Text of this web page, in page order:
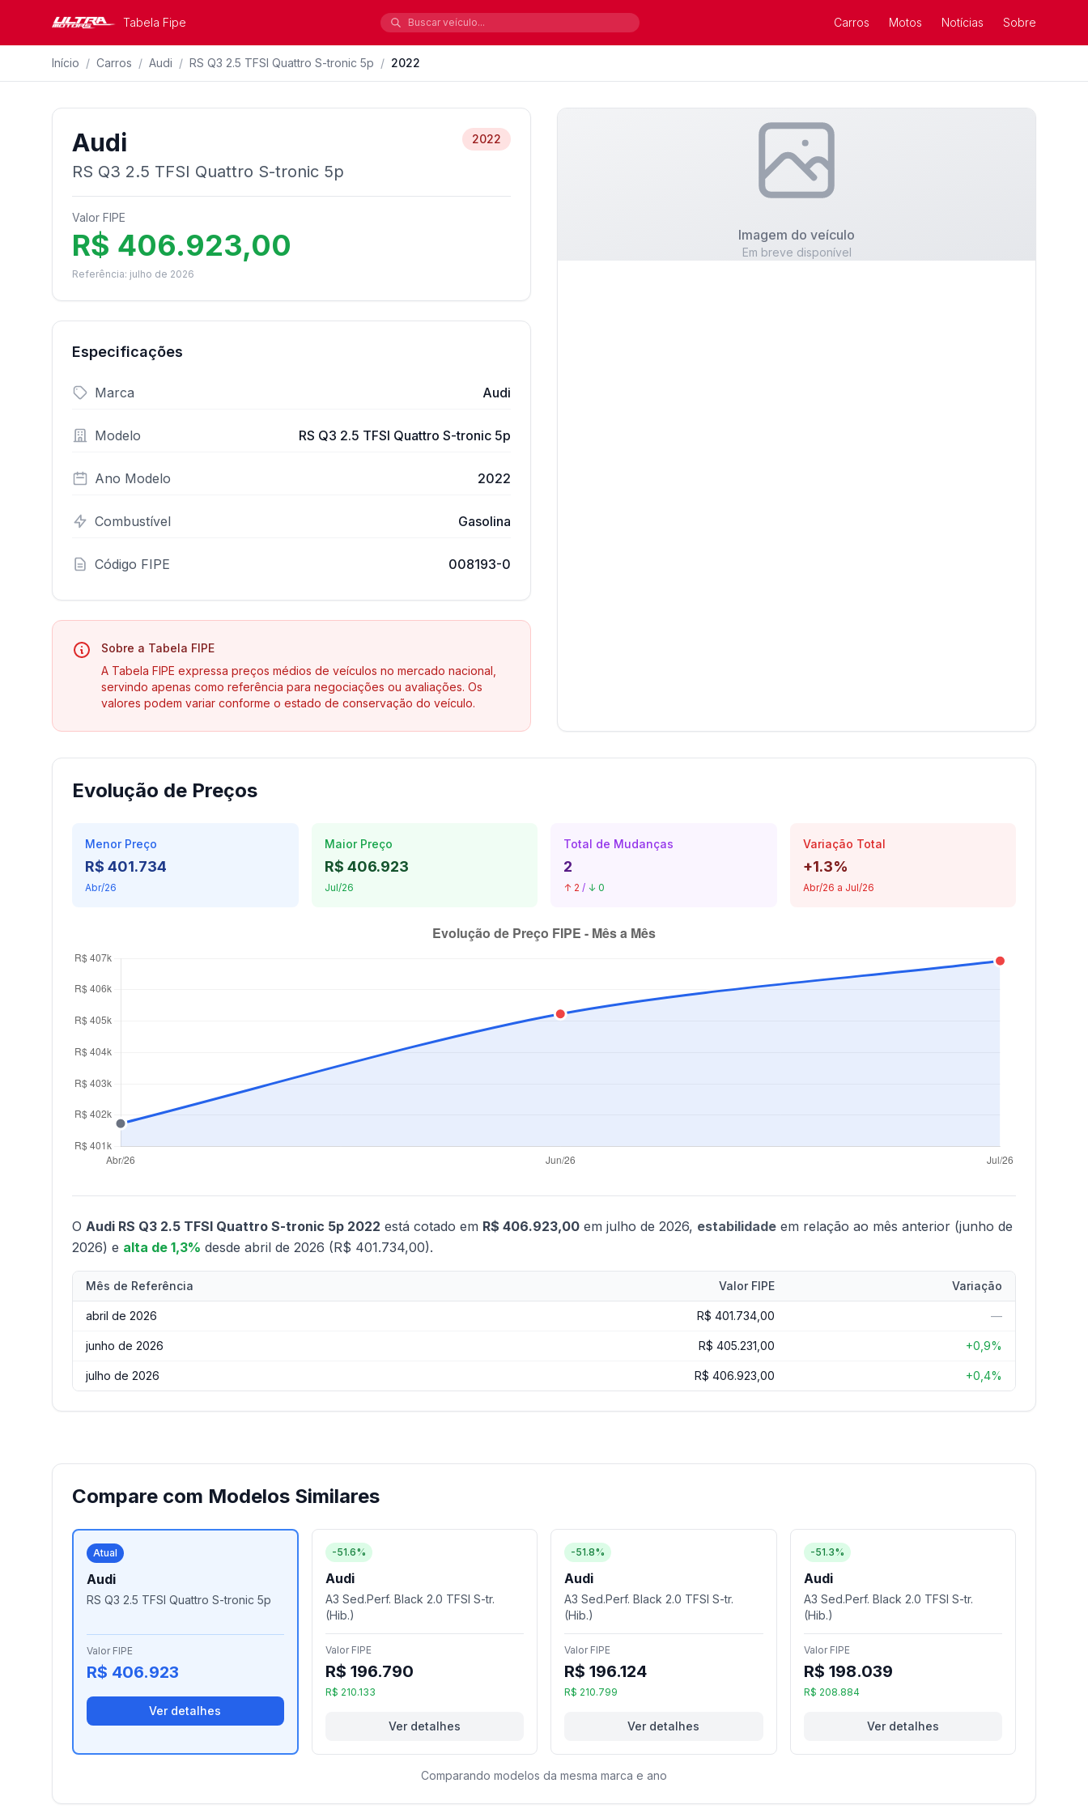
Tabela Fipe Carros Motos Notícias Sobre
Início / Carros / Audi / RS Q3 2.5 TFSI Quattro S-tronic 5p / 2022
Audi
RS Q3 2.5 TFSI Quattro S-tronic 5p
2022
Valor FIPE
R$ 406.923,00
Referência: julho de 2026
Especificações
Marca Audi
Modelo RS Q3 2.5 TFSI Quattro S-tronic 5p
Ano Modelo 2022
Combustível Gasolina
Código FIPE 008193-0
Sobre a Tabela FIPE
A Tabela FIPE expressa preços médios de veículos no mercado nacional,
servindo apenas como referência para negociações ou avaliações. Os
valores podem variar conforme o estado de conservação do veículo.
Imagem do veículo
Em breve disponível
Evolução de Preços
Menor Preço
R$ 401.734
Abr/26
Maior Preço
R$ 406.923
Jul/26
Total de Mudanças
2
↑ 2 / ↓ 0
Variação Total
+1.3%
Abr/26 a Jul/26
O Audi RS Q3 2.5 TFSI Quattro S-tronic 5p 2022 está cotado em R$ 406.923,00 em julho de 2026, estabilidade em relação ao mês anterior (junho de
2026) e alta de 1,3% desde abril de 2026 (R$ 401.734,00).
Mês de Referência Valor FIPE Variação
abril de 2026 R$ 401.734,00 —
junho de 2026 R$ 405.231,00 +0,9%
julho de 2026 R$ 406.923,00 +0,4%
Compare com Modelos Similares
Atual
Audi
RS Q3 2.5 TFSI Quattro S-tronic 5p
Valor FIPE
R$ 406.923
Ver detalhes
-51.6%
Audi
A3 Sed.Perf. Black 2.0 TFSI S-tr.
(Hib.)
Valor FIPE
R$ 196.790
R$ 210.133
Ver detalhes
-51.8%
Audi
A3 Sed.Perf. Black 2.0 TFSI S-tr.
(Hib.)
Valor FIPE
R$ 196.124
R$ 210.799
Ver detalhes
-51.3%
Audi
A3 Sed.Perf. Black 2.0 TFSI S-tr.
(Hib.)
Valor FIPE
R$ 198.039
R$ 208.884
Ver detalhes
Comparando modelos da mesma marca e ano